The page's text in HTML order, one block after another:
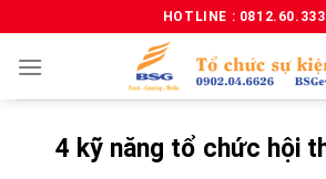
HOTLINE :
4 kỹ năng tổ chức hội